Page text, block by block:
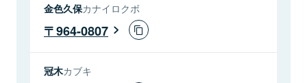
金色久保カナイロクボ
964-0807
冠木カブキ